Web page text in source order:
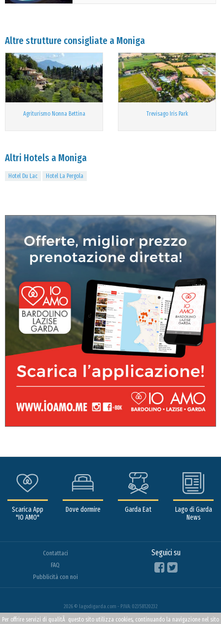
Altre strutture consigliate a Moniga
Agriturismo Nonna Bettina Trevisago Iris Park
Altri Hotels a Moniga
Hotel Du Lac Hotel La Pergola
Scarica App
"IO AMO"
Dove dormire Garda Eat
Lago di Garda
News
Contattaci
FAQ
Pubblicità con noi
Seguici su
2026 © lagodigarda.com - P.IVA: 02358120232
Per offrire servizi di qualitÃ questo sito utilizza cookies, continuando la navigazione nel sito